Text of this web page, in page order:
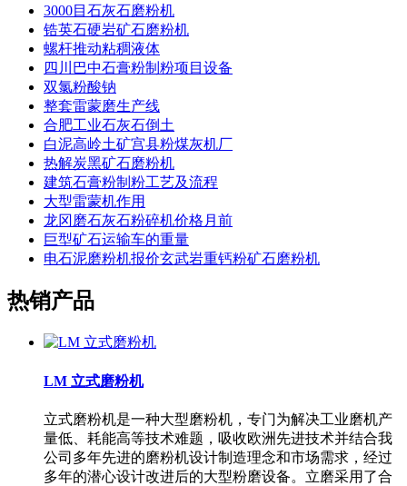
3000目石灰石磨粉机
锆英石硬岩矿石磨粉机
螺杆推动粘稠液体
四川巴中石膏粉制粉项目设备
双氯粉酸钠
整套雷蒙磨生产线
合肥工业石灰石倒土
白泥高岭土矿宫县粉煤灰机厂
热解炭黑矿石磨粉机
建筑石膏粉制粉工艺及流程
大型雷蒙机作用
龙冈磨石灰石粉碎机价格月前
巨型矿石运输车的重量
电石泥磨粉机报价玄武岩重钙粉矿石磨粉机
热销产品
LM 立式磨粉机
立式磨粉机是一种大型磨粉机，专门为解决工业磨机产
量低、耗能高等技术难题，吸收欧洲先进技术并结合我
公司多年先进的磨粉机设计制造理念和市场需求，经过
多年的潜心设计改进后的大型粉磨设备。立磨采用了合